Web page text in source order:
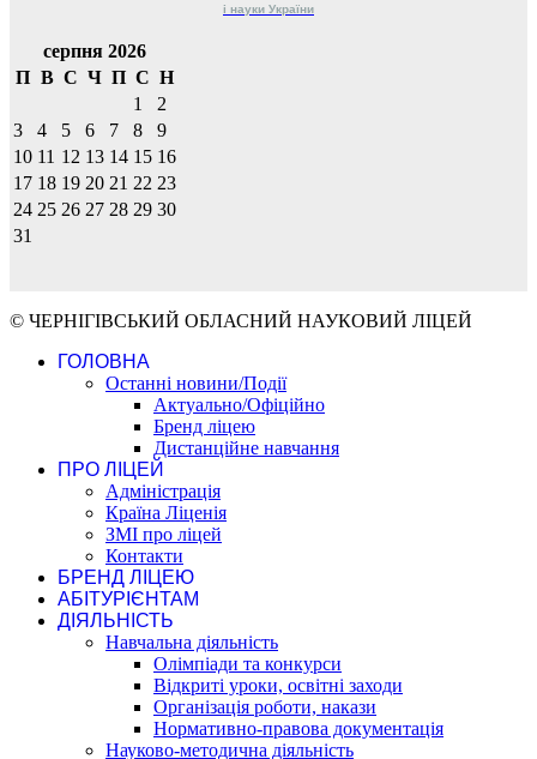
і науки України
серпня 2026
П В С Ч П С Н
1
2
3
4 5 6 7 8
9
10 11 12 13 14 15 16
17 18 19 20 21 22 23
24 25 26 27 28 29 30
31
© ЧЕРНІГІВСЬКИЙ ОБЛАСНИЙ НАУКОВИЙ ЛІЦЕЙ
ГОЛОВНА
Останні новини/Події
Актуально/Офіційно
Бренд ліцею
Дистанційне навчання
ПРО ЛІЦЕЙ
Адміністрація
Країна Ліценія
ЗМІ про ліцей
Контакти
БРЕНД ЛІЦЕЮ
АБІТУРІЄНТАМ
ДІЯЛЬНІСТЬ
Навчальна діяльність
Олімпіади та конкурси
Відкриті уроки, освітні заходи
Організація роботи, накази
Нормативно-правова документація
Науково-методична діяльність